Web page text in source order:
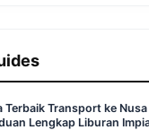
Terbaik Transport ke
Lengkap Liburan